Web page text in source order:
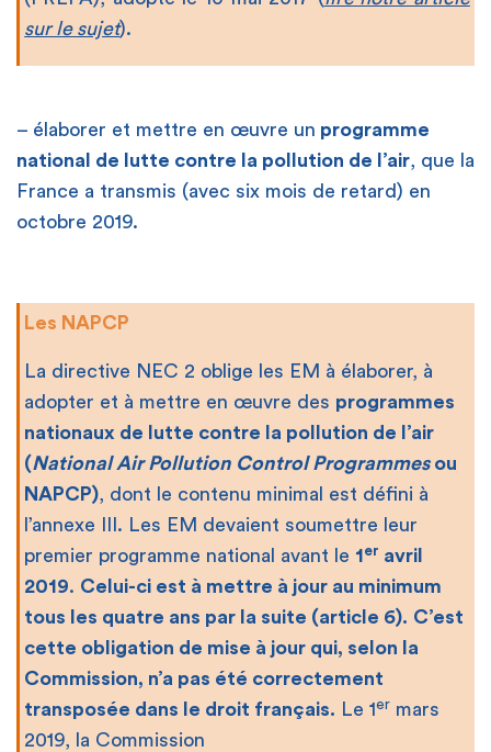
sur le sujet).
– élaborer et mettre en œuvre un programme
national de lutte contre la pollution de l’air, que la
France a transmis (avec six mois de retard) en
octobre 2019.
Les NAPCP
La directive NEC 2 oblige les EM à élaborer, à
adopter et à mettre en œuvre des programmes
nationaux de lutte contre la pollution de l’air
(National Air Pollution Control Programmesou
NAPCP), dont le contenu minimal est défini à
l’annexe III. Les EM devaient soumettre leur
premier programme national avant le 1 er avril
2019. Celui-ci est à mettre à jour au minimum
tous les quatre ans par la suite (article 6). C’est
cette obligation de mise à jour qui, selon la
Commission, n’a pas été correctement
transposée dans le droit français. Le 1er mars
2019, la Commission